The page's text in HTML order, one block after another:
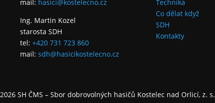
mail: hasici@kostelecno.cz
Ing. Martin Kozel
starosta SDH
tel:+420 731 723 860
mail:sdh@hasicikostelecno.cz
Technika
Co dělat když
SDH
Kontakty
SH ČMS – Sbor dobrovolných hasičů Kostelec nad Orlicí, z. s.